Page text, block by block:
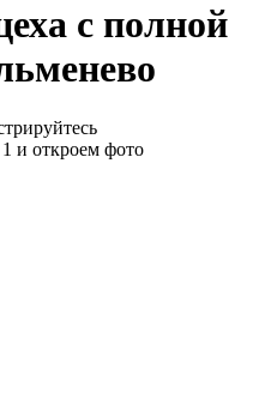
с полной
и откроем фото